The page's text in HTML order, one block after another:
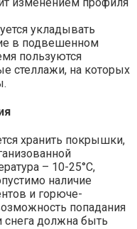
укладывать
в подвешенном
пользуются
стеллажи, на которых
хранить покрышки,
– 10-25°C,
наличие
и горюче-
попадания
снега должна быть